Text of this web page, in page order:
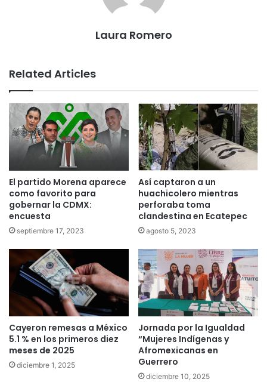
Laura Romero
Related Articles
El partido Morena aparece
como favorito para
gobernar la CDMX:
encuesta
septiembre 17, 2023
Así captaron a un
huachicolero mientras
perforaba toma
clandestina en Ecatepec
agosto 5, 2023
Cayeron remesas a México
5.1 % en los primeros diez
meses de 2025
diciembre 1, 2025
Jornada por la Igualdad
“Mujeres Indígenas y
Afromexicanas en
Guerrero
diciembre 10, 2025